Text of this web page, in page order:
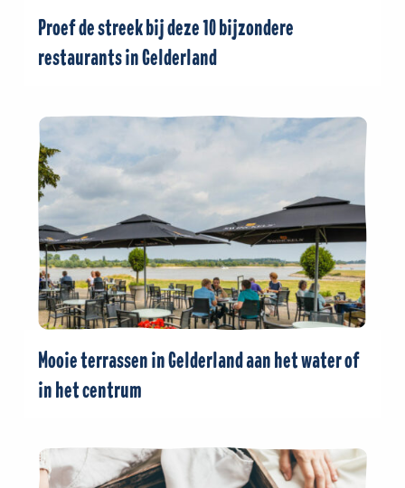
Proef de streek bij deze 10 bijzondere
restaurants in Gelderland
Mooie terrassen in Gelderland aan het water of
in het centrum